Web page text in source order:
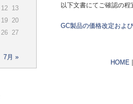
12 13
19 20
26 27
7月 »
以下文書にてご確認の
GC製品の価格改定およ
HOME